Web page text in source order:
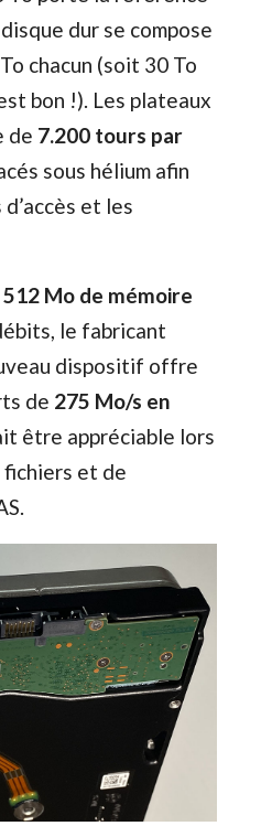
dur se compose
chacun (soit 30 To
bon !). Les plateaux
de 7.200 tours par
sous hélium afin
et les
512 Mo de mémoire
le fabricant
dispositif offre
de 275 Mo/s en
être appréciable lors
fichiers et de